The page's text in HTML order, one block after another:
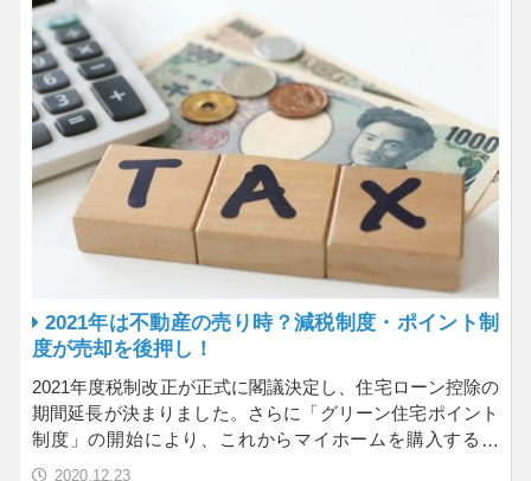
2021年は不動産の売り時？減税制度・ポイント制
度が売却を後押し！
2021年度税制改正が正式に閣議決定し、住宅ローン控除の
期間延長が決まりました。さらに「グリーン住宅ポイント
制度」の開始により、これからマイホームを購入する人
は…
2020.12.23